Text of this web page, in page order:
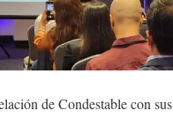
de Condestable con sus